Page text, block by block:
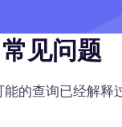
常见问题
能的查询已经解释